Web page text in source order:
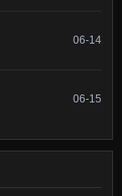
06-14
06-15